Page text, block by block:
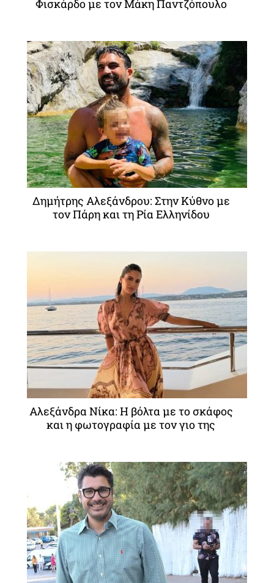
Φισκάρδο με τον Μάκη Παντζόπουλο
Δημήτρης Αλεξάνδρου: Στην Κύθνο με
τον Πάρη και τη Ρία Ελληνίδου
Αλεξάνδρα Νίκα: Η βόλτα με το σκάφος
και η φωτογραφία με τον γιο της